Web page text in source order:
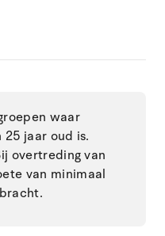
waar
25 jaar oud is.
overtreding van
van minimaal